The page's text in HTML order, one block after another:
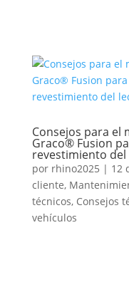
Consejos para el
Graco® Fusion
revestimiento del
por rhino2025 | 12
cliente,
técnicos, Consejos
vehículos